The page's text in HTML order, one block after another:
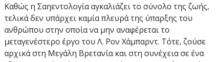
Καθώς η Σαηεντολογία αγκαλιάζει το σύνολο της ζωής,
τελικά δεν υπάρχει καμία πλευρά της ύπαρξης του
ανθρώπου στην οποία να μην αναφέρεται το
μεταγενέστερο έργο του Λ. Ρον Χάμπαρντ. Τότε, ζούσε
αρχικά στη Μεγάλη Βρετανία και στη συνέχεια σε ένα